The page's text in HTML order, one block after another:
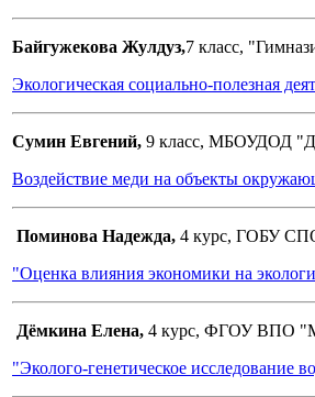
Байгужекова Жулдуз,7 класс,
Экологическая социально-полезная
Сумин Евгений, 9 класс, МБОУДОД
Воздействие меди на объекты
Поминова Надежда, 4 курс, ГОБУ СПО
"Оценка влияния экономики на
Дёмкина Елена, 4 курс, ФГОУ ВПО
"Эколого-генетическое исследование